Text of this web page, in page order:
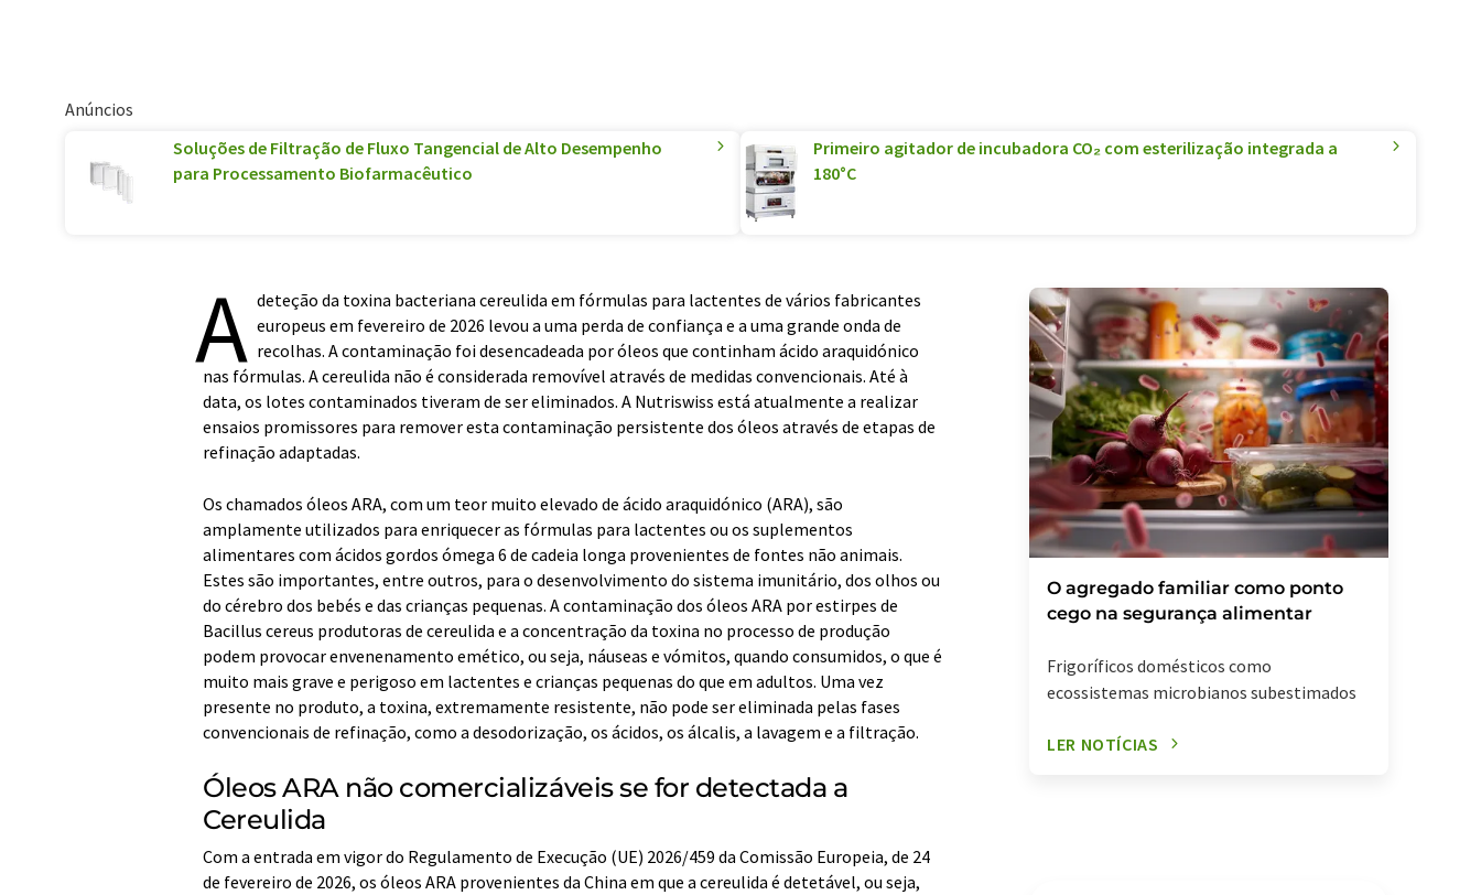
Anúncios
Soluções de Filtração de Fluxo Tangencial de Alto Desempenho
para Processamento Biofarmacêutico
Primeiro agitador de incubadora CO₂ com esterilização integrada a
180°C
A deteção da toxina bacteriana cereulida em fórmulas para lactentes de vários fabricantes
europeus em fevereiro de 2026 levou a uma perda de confiança e a uma grande onda de
recolhas. A contaminação foi desencadeada por óleos que continham ácido araquidónico
nas fórmulas. A cereulida não é considerada removível através de medidas convencionais. Até à
data, os lotes contaminados tiveram de ser eliminados. A Nutriswiss está atualmente a realizar
ensaios promissores para remover esta contaminação persistente dos óleos através de etapas de
refinação adaptadas.
Os chamados óleos ARA, com um teor muito elevado de ácido araquidónico (ARA), são
amplamente utilizados para enriquecer as fórmulas para lactentes ou os suplementos
alimentares com ácidos gordos ómega 6 de cadeia longa provenientes de fontes não animais.
Estes são importantes, entre outros, para o desenvolvimento do sistema imunitário, dos olhos ou
do cérebro dos bebés e das crianças pequenas. A contaminação dos óleos ARA por estirpes de
Bacillus cereus produtoras de cereulida e a concentração da toxina no processo de produção
podem provocar envenenamento emético, ou seja, náuseas e vómitos, quando consumidos, o que é
muito mais grave e perigoso em lactentes e crianças pequenas do que em adultos. Uma vez
presente no produto, a toxina, extremamente resistente, não pode ser eliminada pelas fases
convencionais de refinação, como a desodorização, os ácidos, os álcalis, a lavagem e a filtração.
Óleos ARA não comercializáveis se for detectada a
Cereulida
Com a entrada em vigor do Regulamento de Execução (UE) 2026/459 da Comissão Europeia, de 24
de fevereiro de 2026, os óleos ARA provenientes da China em que a cereulida é detetável, ou seja,
O agregado familiar como ponto
cego na segurança alimentar
Frigoríficos domésticos como
ecossistemas microbianos subestimados
LER NOTÍCIAS